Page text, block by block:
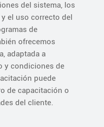
del sistema, los
el uso correcto del
de
ofrecemos
adaptada a
y condiciones de
puede
de capacitación o
del cliente.